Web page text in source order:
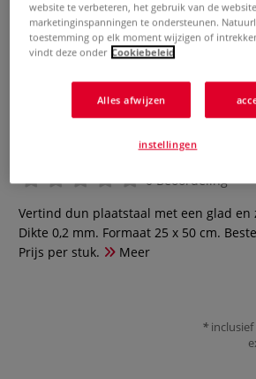
Blikken plaat, zacht
0 Beoordeling
Vertind dun plaatstaal met een glad en
Dikte 0,2 mm. Formaat 25 x 50 cm.
Prijs per stuk.
Meer
inclusief
website te verbeteren, het gebruik van de
marketinginspanningen te ondersteunen.
toestemming op elk moment wijzigen of
vindt deze onder Cookiebeleid
Alles afwijzen
instellingen